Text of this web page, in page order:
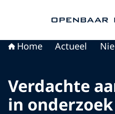
Home Actueel
Verdachte
in